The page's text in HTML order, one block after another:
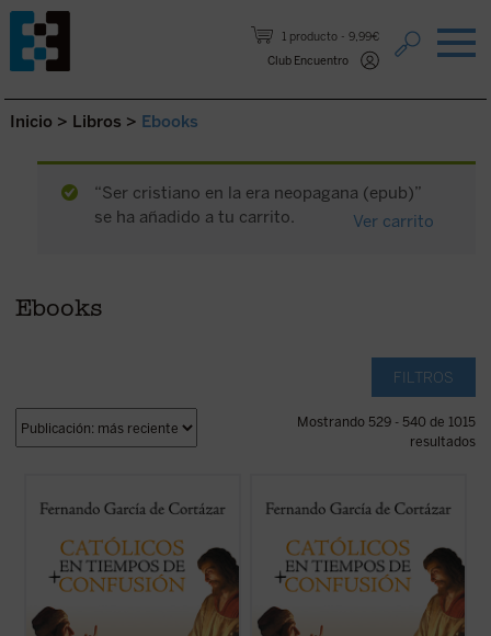
1 producto
9,99€
Club Encuentro
Saltar al contenido.
Inicio > Libros > Ebooks
“Ser cristiano en la era neopagana (epub)”
se ha añadido a tu carrito.
Ver carrito
Ebooks
FILTROS
Mostrando 529 - 540 de 1015
resultados
tiempos de confusión, el nuevo libro de
tradición cristiana vuelva a ser la
referencia que nos defina, de tal ...(ver
ficha)
tiempos de confusión, el nuevo libro de
tradición cristiana vuelva a ser la
referencia que nos defina, de tal ...(ver
ficha)